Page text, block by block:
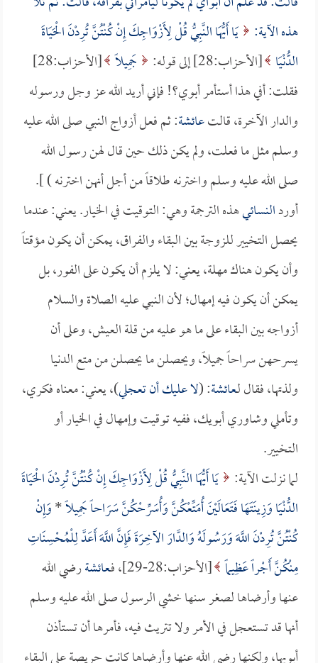
هذه الآية: يَا أَيُّهَا النَّبِيُّ قُلْ لِأَزْوَاجِكَ إِنْ كُنْتُنَّ تُرِدْنَ الْحَيَاةَ
الدُّنْيَا [الأحزاب:28] إلى قوله: جَمِيلاً
[الأحزاب:28]
فقلت: أفي هذا أستأمر أبوي؟! فإني أريد الله عز وجل ورسوله
والدار الآخرة، قالتعائشة: ثم فعل أزواج النبي صلى الله عليه
وسلم مثل ما فعلت، ولم يكن ذلك حين قال لهن رسول الله
صلى الله عليه وسلم واخترنه طلاقاً من أجل أنهن اخترنه ) ].
أوردالنسائيهذه الترجمة وهي: التوقيت في الخيار. يعني: عندما
يحصل التخيير للزوجة بين البقاء والفراق، يمكن أن يكون مؤقتاً
وأن يكون هناك مهلة، يعني: لا يلزم أن يكون على الفور، بل
يمكن أن يكون فيه إمهال؛ لأن النبي عليه الصلاة والسلام
أزواجه بين البقاء على ما هو عليه من قلة العيش، وعلى أن
يسرحهن سراحاً جميلاً، ويحصلن ما يحصلن من متع الدنيا
ولذتها، فقال لـعائشة: (لا عليك أن تعجلي)، يعني: معناه فكري،
وتأملي وشاوري أبويك، ففيه توقيت وإمهال في الخيار أو
التخيير.
لما نزلت الآية: يَا أَيُّهَا النَّبِيُّ قُلْ لِأَزْوَاجِكَ إِنْ كُنْتُنَّ تُرِدْنَ الْحَيَاةَ
الدُّنْيَا وَزِينَتَهَا فَتَعَالَيْنَ أُمَتِّعْكُنَّ وَأُسَرِّحْكُنَّ سَرَاحاً جَمِيلاً*وَإِنْ
كُنْتُنَّ تُرِدْنَ اللَّهَ وَرَسُولَهُ وَالدَّارَ الآخِرَةَ فَإِنَّ اللَّهَ أَعَدَّ لِلْمُحْسِنَاتِ
مِنْكُنَّ أَجْراً عَظِيماً [الأحزاب:28-29]، فـ عائشةرضي الله
عنها وأرضاها لصغر سنها خشي الرسول صلى الله عليه وسلم
أنها قد تستعجل في الأمر ولا تتريث فيه، فأمرها أن تستأذن